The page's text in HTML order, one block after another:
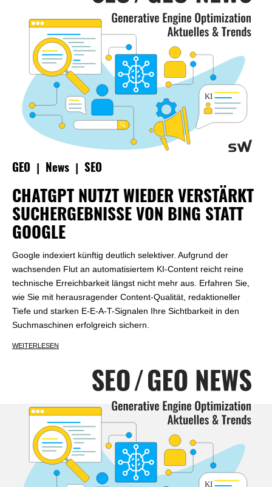
GEO News SEO
CHATGPT NUTZT WIEDER VERSTÄRKT
SUCHERGEBNISSE VON BING STATT
GOOGLE
Google indexiert künftig deutlich selektiver. Aufgrund der
wachsenden Flut an automatisiertem KI-Content reicht reine
technische Erreichbarkeit längst nicht mehr aus. Erfahren Sie,
wie Sie mit herausragender Content-Qualität, redaktioneller
Tiefe und starken E-E-A-T-Signalen Ihre Sichtbarkeit in den
Suchmaschinen erfolgreich sichern.
WEITERLESEN